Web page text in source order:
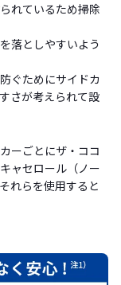
れているため掃除
落としやすいよう
ぐためにサイドカ
さが考えられて設
ーごとにザ・ココ
ャセロール（ノー
れらを使用すると